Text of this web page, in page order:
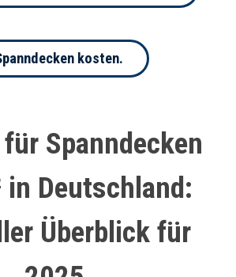
kosten.
Spanndecken
in Deutschland:
Überblick für